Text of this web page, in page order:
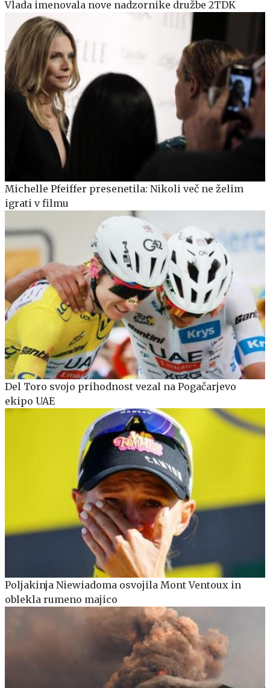
Vlada imenovala nove nadzornike družbe 2TDK
Michelle Pfeiffer presenetila: Nikoli več ne želim
igrati v filmu
Del Toro svojo prihodnost vezal na Pogačarjevo
ekipo UAE
Poljakinja Niewiadoma osvojila Mont Ventoux in
oblekla rumeno majico